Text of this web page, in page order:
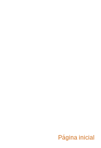
Página inicial